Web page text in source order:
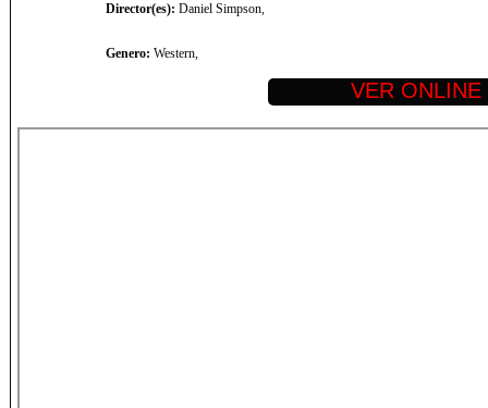
Director(es): Daniel Simpson,
Genero: Western,